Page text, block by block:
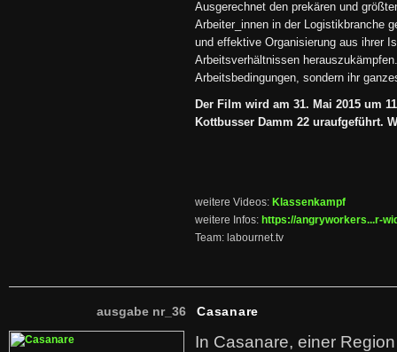
Ausgerechnet den prekären und
Arbeiter_innen in der Logistikbranche
und effektive Organisierung aus ihrer
Arbeitsverhältnissen
Arbeitsbedingungen, sondern ihr
Der Film wird am 31. Mai 2015 um
Kottbusser Damm 22 uraufgeführt.
weitere Videos: Klassenkampf
weitere Infos: https://angryworkers...r-
Team: labournet.tv
ausgabe nr_36 Casanare
In Casanare, einer